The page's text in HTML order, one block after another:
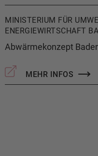
MINISTERIUM FÜR
ENERGIEWIRTSCHAFT
Abwärmekonzept
MEHR INFOS